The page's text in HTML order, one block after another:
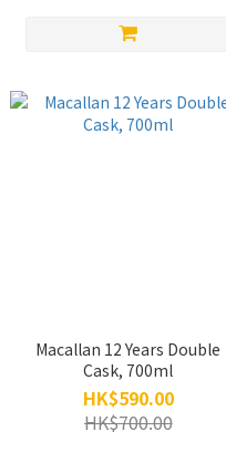
Macallan 12 Years Double
Cask, 700ml
HK$590.00
HK$700.00